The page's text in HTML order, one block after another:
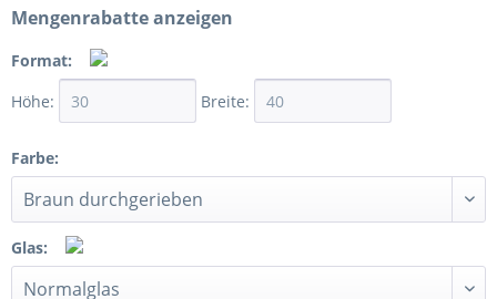
Mengenrabatte anzeigen
Format:
Höhe:
Breite:
Farbe:
Glas: